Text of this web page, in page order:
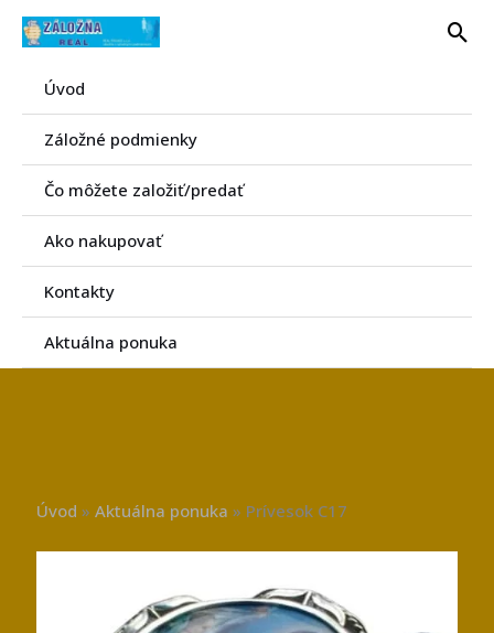
Preskočiť
Úvod
Záložné podmienky
Čo môžete založiť/predať
Ako nakupovať
Kontakty
Aktuálna ponuka
Úvod »Aktuálna ponuka » Prívesok C17